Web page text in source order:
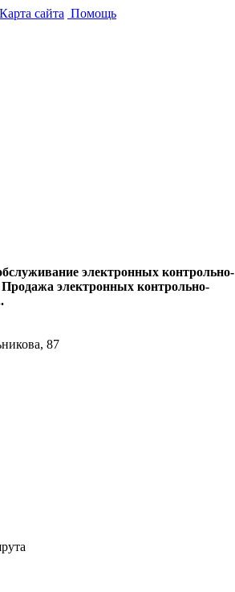
Карта сайта Помощь
электронных контрольно-
электронных контрольно-
87